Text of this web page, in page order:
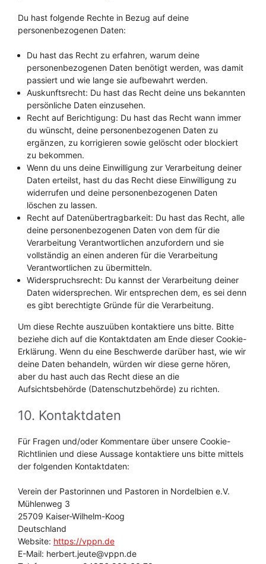
Du hast folgende Rechte in Bezug auf deine
personenbezogenen Daten:
Du hast das Recht zu erfahren, warum deine
personenbezogenen Daten benötigt werden, was damit
passiert und wie lange sie aufbewahrt werden.
Auskunftsrecht: Du hast das Recht deine uns bekannten
persönliche Daten einzusehen.
Recht auf Berichtigung: Du hast das Recht wann immer
du wünscht, deine personenbezogenen Daten zu
ergänzen, zu korrigieren sowie gelöscht oder blockiert
zu bekommen.
Wenn du uns deine Einwilligung zur Verarbeitung deiner
Daten erteilst, hast du das Recht diese Einwilligung zu
widerrufen und deine personenbezogenen Daten
löschen zu lassen.
Recht auf Datenübertragbarkeit: Du hast das Recht, alle
deine personenbezogenen Daten von dem für die
Verarbeitung Verantwortlichen anzufordern und sie
vollständig an einen anderen für die Verarbeitung
Verantwortlichen zu übermitteln.
Widerspruchsrecht: Du kannst der Verarbeitung deiner
Daten widersprechen. Wir entsprechen dem, es sei denn
es gibt berechtigte Gründe für die Verarbeitung.
Um diese Rechte auszuüben kontaktiere uns bitte. Bitte
beziehe dich auf die Kontaktdaten am Ende dieser Cookie-
Erklärung. Wenn du eine Beschwerde darüber hast, wie wir
deine Daten behandeln, würden wir diese gerne hören,
aber du hast auch das Recht diese an die
Aufsichtsbehörde (Datenschutzbehörde) zu richten.
10. Kontaktdaten
Für Fragen und/oder Kommentare über unsere Cookie-
Richtlinien und diese Aussage kontaktiere uns bitte mittels
der folgenden Kontaktdaten:
Verein der Pastorinnen und Pastoren in Nordelbien e.V.
Mühlenweg 3
25709 Kaiser-Wilhelm-Koog
Deutschland
Website: https://vppn.de
E-Mail: herbert.jeute@vppn.de